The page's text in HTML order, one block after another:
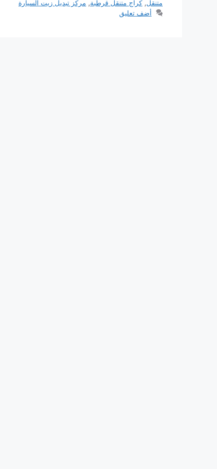
متنقل, كراج متنقل قرطبة, مركز تبديل زيت السيارة
أضف تعليق